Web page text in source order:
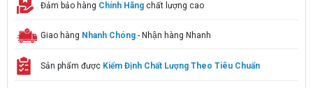
Đảm bảo hàng Chính Hãng chất lượng cao
Giao hàng Nhanh Chóng - Nhận hàng Nhanh
Sản phẩm được Kiểm Định Chất Lượng Theo Tiêu Chuẩn